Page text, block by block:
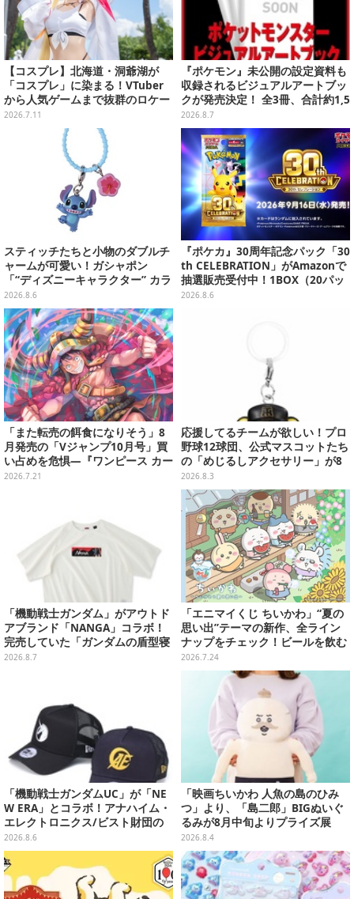
【コスプレ】北海道・洞爺湖が
「コスプレ」に染まる！VTuber
から人気ゲームまで抜群のロケー
ションも必見な美女レイヤー10選
【写真45枚】
2026.7.11
『ポケモン』未公開の設定資料も
収録されるビジュアルアートブッ
クが発売決定！ 全3冊、合計約1,5
00ページの大ボリュームでシリー
ズ30年を振り返る
2026.8.7
スティッチたちと小物のダブルチ
ャームが可愛い！ガシャポン
「“ディズニーキャラクター” カラ
フルマルチチャーム」が発売
2026.8.6
『ポケカ』30周年記念パック「30
th CELEBRATION」がAmazonで
抽選販売受付中！1BOX（20パッ
ク入り）
2026.8.6
「また転売の餌食になりそう」8
月発売の「Vジャンプ10月号」買
い占めを危惧―『ワンピース カー
ド』付録中止もやまぬ不安
2026.7.21
応援してるチームが欲しい！プロ
野球12球団、公式マスコットたち
の「めじるしアクセサリー」が8
月第2週より再販
2026.8.3
「機動戦士ガンダム」がアウトド
アブランド「NANGA」コラボ！
完売していた「ガンダムの盾型寝
袋」も2次受注開始
2026.8.7
「エニマイくじ ちいかわ」“夏の
思い出”テーマの新作、全ライン
ナップをチェック！ビールを飲む
「くりまんじゅう」ぬいぐるみな
2026.7.24
「機動戦士ガンダムUC」が「NE
W ERA」とコラボ！アナハイム・
エレクトロニクス/ビスト財団の
キャップが予約開始
2026.8.6
「映画ちいかわ 人魚の島のひみ
つ」より、「島二郎」BIGぬいぐ
るみが8月中旬よりプライズ展
開！“味自慢”のエプロンはポケッ
ト付き
2026.8.4